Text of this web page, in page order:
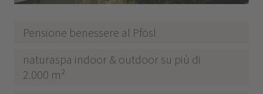
Pensione benessere al Pfösl
naturaspa indoor & outdoor su più di
2.000 m²